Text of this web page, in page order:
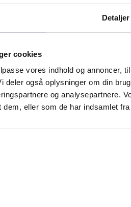
Detaljer
cookies
vores indhold og annoncer,
deler også oplysninger om din
og analysepartnere.
dem, eller som de har indsamlet